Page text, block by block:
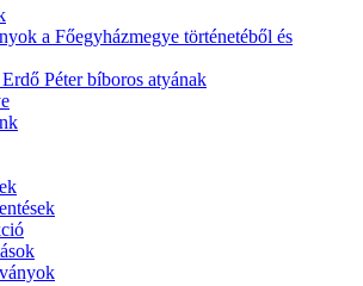
a Főegyházmegye történetéből és
Péter bíboros atyának